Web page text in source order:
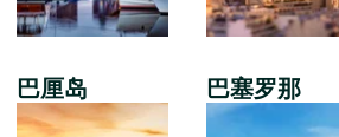
巴厘岛 巴塞罗那